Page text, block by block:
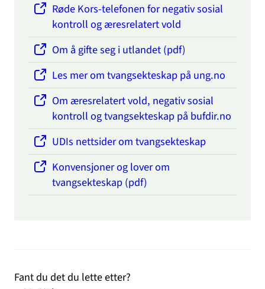
Røde Kors-telefonen for negativ sosial
kontroll og æresrelatert vold
Om å gifte seg i utlandet (pdf)
Les mer om tvangsekteskap på ung.no
Om æresrelatert vold, negativ sosial
kontroll og tvangsekteskap på bufdir.no
UDIs nettsider om tvangsekteskap
Konvensjoner og lover om
tvangsekteskap (pdf)
Fant du det du lette etter?